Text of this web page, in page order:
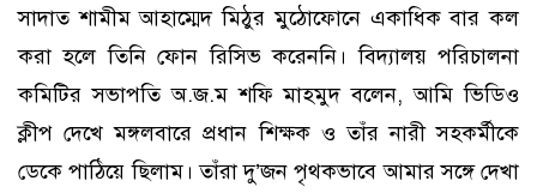
সাদাত শামীম আহাম্মেদ মিঠুর মুঠোফোনে একাধিক বার কল
করা হলে তিনি ফোন রিসিভ করেননি। বিদ্যালয় পরিচালনা
কমিটির সভাপতি অ.জ.ম শফি মাহমুদ বলেন, আমি ভিডিও
ক্লীপ দেখে মঙ্গলবারে প্রধান শিক্ষক ও তাঁর নারী সহকর্মীকে
ডেকে পাঠিয়ে ছিলাম। তাঁরা দু’জন পৃথকভাবে আমার সঙ্গে দেখা